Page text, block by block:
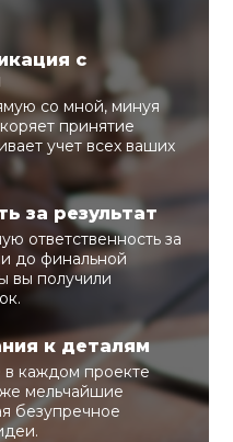
с
со мной, минуя
принятие
учет всех ваших
за результат
ответственность за
до финальной
вы получили
к деталям
в каждом проекте
мельчайшие
безупречное